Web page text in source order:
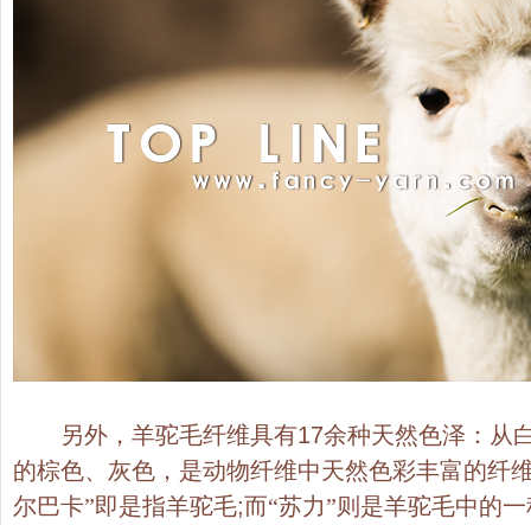
另外，羊驼毛纤维具有17余种天然色泽：从
的棕色、灰色，是动物纤维中天然色彩丰富的纤
尔巴卡”即是指羊驼毛;而“苏力”则是羊驼毛中的